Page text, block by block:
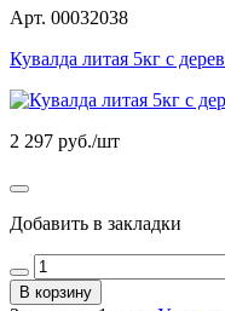
Арт. 00032038
Кувалда литая 5кг c
2 297 руб./шт
Добавить в закладки
В корзину